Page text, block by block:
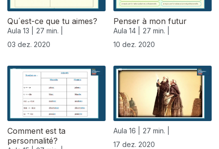
Qu´est-ce que tu aimes?
Aula 13 |
27 min. |
03 dez. 2020
Penser à mon futur
Aula 14 |
27 min. |
10 dez. 2020
Comment est ta
personnalité?
Aula 16 |
27 min. |
17 dez. 2020